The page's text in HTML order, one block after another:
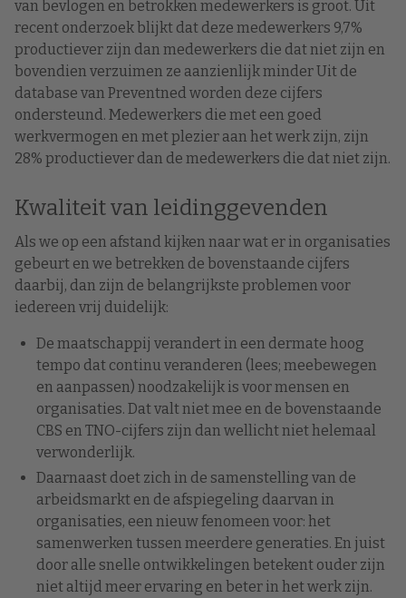
van bevlogen en betrokken medewerkers is groot. Uit
recent onderzoek blijkt dat deze medewerkers 9,7%
productiever zijn dan medewerkers die dat niet zijn en
bovendien verzuimen ze aanzienlijk minder Uit de
database van Preventned worden deze cijfers
ondersteund. Medewerkers die met een goed
werkvermogen en met plezier aan het werk zijn, zijn
28% productiever dan de medewerkers die dat niet zijn.
Kwaliteit van leidinggevenden
Als we op een afstand kijken naar wat er in organisaties
gebeurt en we betrekken de bovenstaande cijfers
daarbij, dan zijn de belangrijkste problemen voor
iedereen vrij duidelijk:
De maatschappij verandert in een dermate hoog
tempo dat continu veranderen (lees; meebewegen
en aanpassen) noodzakelijk is voor mensen en
organisaties. Dat valt niet mee en de bovenstaande
CBS en TNO-cijfers zijn dan wellicht niet helemaal
verwonderlijk.
Daarnaast doet zich in de samenstelling van de
arbeidsmarkt en de afspiegeling daarvan in
organisaties, een nieuw fenomeen voor: het
samenwerken tussen meerdere generaties. En juist
door alle snelle ontwikkelingen betekent ouder zijn
niet altijd meer ervaring en beter in het werk zijn.